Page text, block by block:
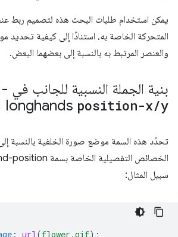
يمكن استخدام طلبات البحث هذه لتصميم ربط
المتحركة الخاصة به، استنادًا إلى كيفية تحديد
والعنصر المرتبط به بالنسبة إلى بعضهما البعض.
بنية الجملة النسبية للجانب في
position-x/y
تحدّد هذه السمة موضع صورة الخلفية بالنسبة
سبيل المثال:
: url(flower.gif);